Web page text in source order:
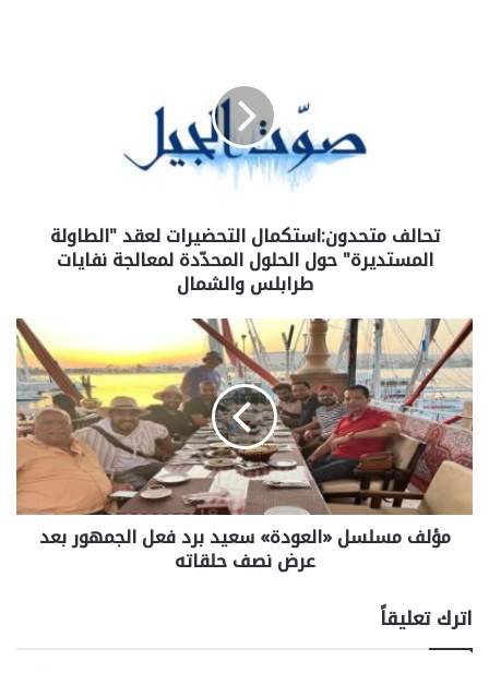
تحالف متحدون:استكمال التحضيرات لعقد "الطاولة
المستديرة" حول الحلول المحدّدة لمعالجة نفايات
طرابلس والشمال
مؤلف مسلسل «العودة» سعيد برد فعل الجمهور بعد
عرض نصف حلقاته
اترك تعليقاً